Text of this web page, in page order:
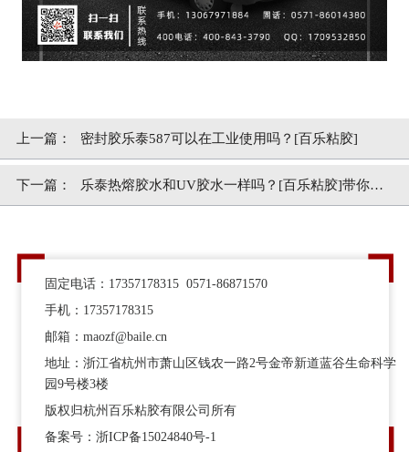
上一篇： 密封胶乐泰587可以在工业使用吗？[百乐粘胶]
下一篇： 乐泰热熔胶水和UV胶水一样吗？[百乐粘胶]带你了
固定电话：17357178315 0571-86871570
手机：17357178315
邮箱：maozf@baile.cn
地址：浙江省杭州市萧山区钱农一路2号金帝新道蓝谷生命科学
园9号楼3楼
版权归杭州百乐粘胶有限公司所有
备案号：浙ICP备15024840号-1